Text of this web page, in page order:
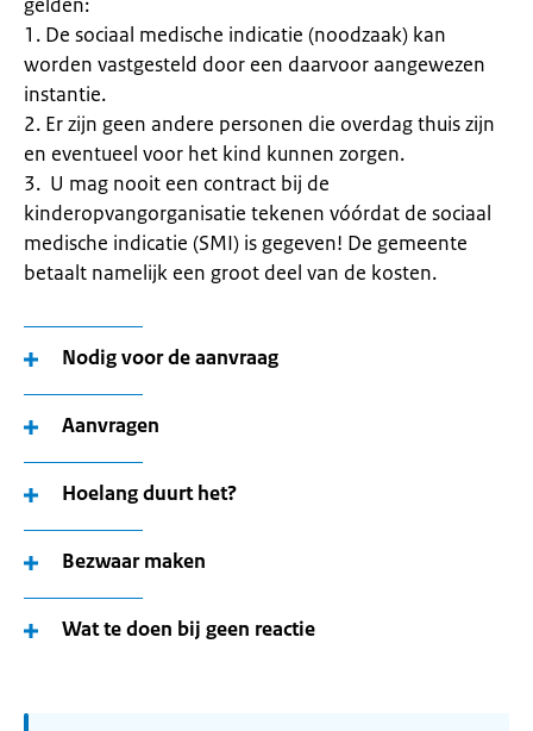
1. De sociaal medische indicatie (noodzaak) kan
worden vastgesteld door een daarvoor aangewezen
instantie.
2. Er zijn geen andere personen die overdag thuis zijn
en eventueel voor het kind kunnen zorgen.
3. U mag nooit een contract bij de
kinderopvangorganisatie tekenen vóórdat de sociaal
medische indicatie (SMI) is gegeven! De gemeente
betaalt namelijk een groot deel van de kosten.
Nodig voor de aanvraag
Aanvragen
Hoelang duurt het?
Bezwaar maken
Wat te doen bij geen reactie